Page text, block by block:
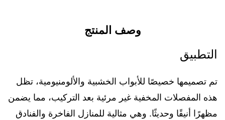
وصف المنتج
التطبيق
تم تصميمها خصيصًا للأبواب الخشبية والألومنيومية، تظل
هذه المفصلات المخفية غير مرئية بعد التركيب، مما يضمن
مظهرًا أنيقًا وحديثًا. وهي مثالية للمنازل الفاخرة والفنادق